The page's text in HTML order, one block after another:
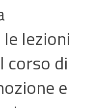
lezioni
corso di
e